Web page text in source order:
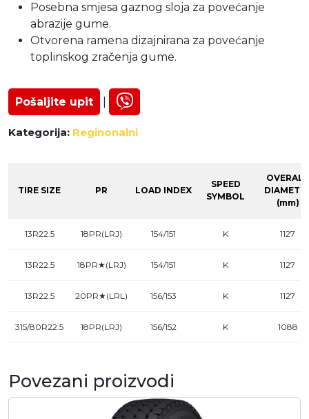
Posebna smjesa gaznog sloja za povećanje
abrazije gume.
Otvorena ramena dizajnirana za povećanje
toplinskog zračenja gume.
Pošaljite upit
Kategorija: Reginonalni
TIRE SIZE PR LOAD INDEX
SPEED
SYMBOL
OVERALL
(mm)
13R22.5 18PR(LRJ) 154/151 K 1127
13R22.5 18PR★(LRJ) 154/151 K 1127
13R22.5 20PR★(LRL) 156/153 K 1127
315/80R22.5 18PR(LRJ) 156/152 K 1088
Povezani proizvodi